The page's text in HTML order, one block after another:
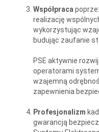
Współpraca
realizację
wykorzystując
budując zaufanie
PSE aktywnie
operatorami
wzajemną
zapewnienia
Profesjonalizm
gwarancją